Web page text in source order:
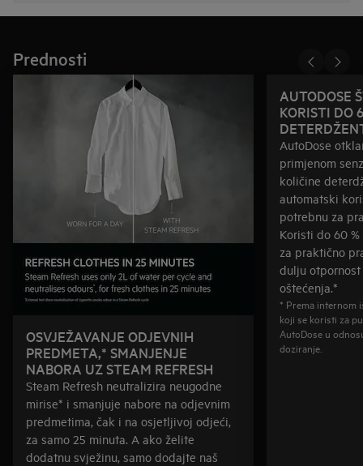
Prednosti
OSVJEŽAVANJE ODJEVNIH
PREDMETA,* SMANJENJE
NABORA UZ STEAM REFRESH
Steam Refresh neutralizira neugodne
mirise* i smanjuje nabore na odjevnim
predmetima, čak i na osjetljivoj odjeći,
za samo 25 minuta. A ako želite
dodatnu svježinu, samo dodajte naš
AUTODOSE
KORISTI DO
AutoDose
primjenom
količine
automatski
potrebnu za
Koristi do 60
za praktično
dulju
oštećenja.*
* Prema internom
koji se koristi za
AutoDose u
doziranje.